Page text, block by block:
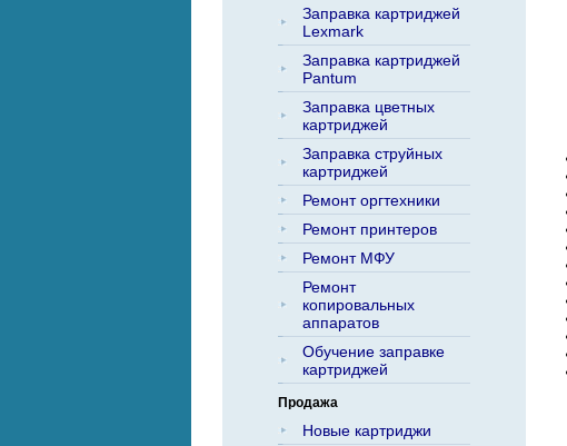
Заправка картриджей
Lexmark
Заправка картриджей
Pantum
Заправка цветных
картриджей
Заправка струйных
картриджей
Ремонт оргтехники
Ремонт принтеров
Ремонт МФУ
Ремонт
копировальных
аппаратов
Обучение заправке
картриджей
Продажа
Новые картриджи